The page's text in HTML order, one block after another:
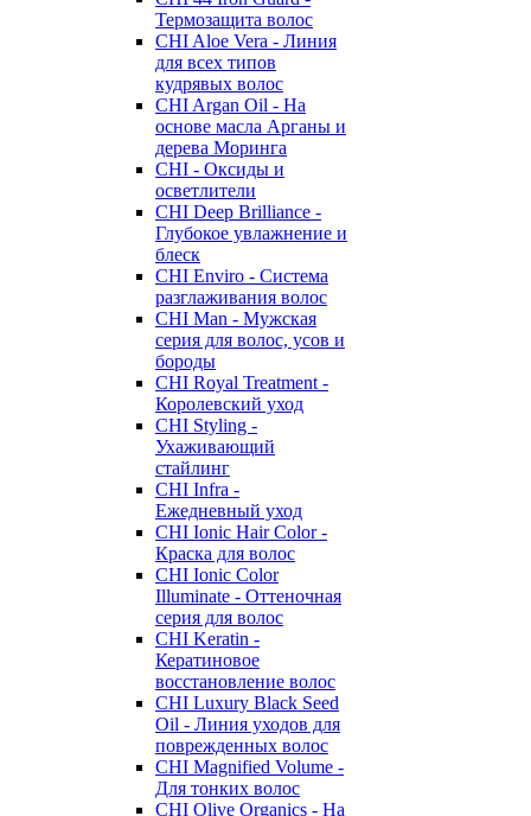
Термозащита волос
CHI Aloe Vera - Линия
для всех типов
кудрявых волос
CHI Argan Oil - На
основе масла Арганы и
дерева Моринга
CHI - Оксиды и
осветлители
CHI Deep Brilliance -
Глубокое увлажнение и
блеск
CHI Enviro - Система
разглаживания волос
CHI Man - Мужская
серия для волос, усов и
бороды
CHI Royal Treatment -
Королевский уход
CHI Styling -
Ухаживающий
стайлинг
CHI Infra -
Ежедневный уход
CHI Ionic Hair Color -
Краска для волос
CHI Ionic Color
Illuminate - Оттеночная
серия для волос
CHI Keratin -
Кератиновое
восстановление волос
CHI Luxury Black Seed
Oil - Линия уходов для
поврежденных волос
CHI Magnified Volume -
Для тонких волос
CHI Olive Organics - На